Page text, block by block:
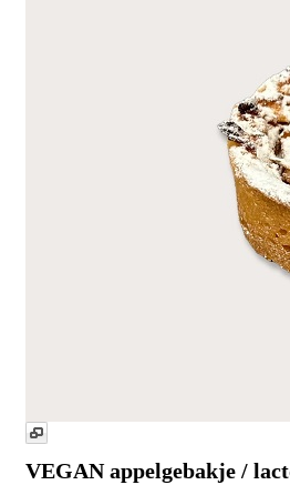
VEGAN appelgebakje /